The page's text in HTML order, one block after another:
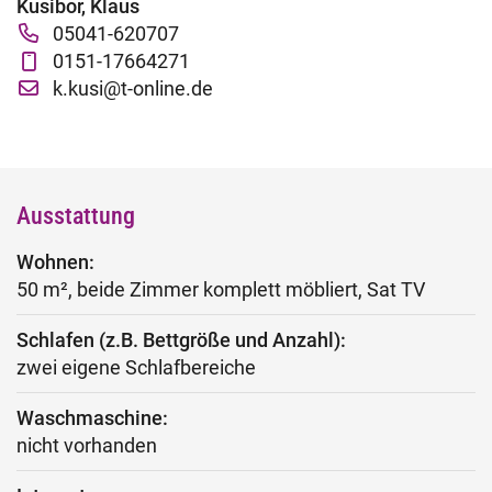
Fachtage online – Gesamtpaket
Wiederholerlehrgang
Kusibor, Klaus
05041-620707
0151-17664271
k.kusi@t-online.de
Ausstattung
Wohnen:
50 m², beide Zimmer komplett möbliert, Sat TV
Schlafen (z.B. Bettgröße und Anzahl):
zwei eigene Schlafbereiche
Waschmaschine:
nicht vorhanden